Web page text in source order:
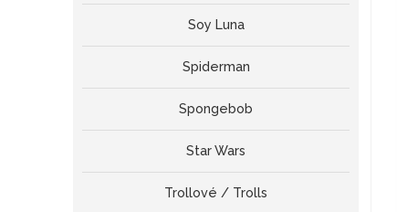
Soy Luna
Spiderman
Spongebob
Star Wars
Trollové / Trolls